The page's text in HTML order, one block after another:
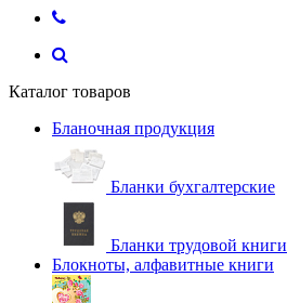
Каталог товаров
Бланочная продукция
Бланки бухгалтерские
Бланки трудовой книги
Блокноты, алфавитные книги